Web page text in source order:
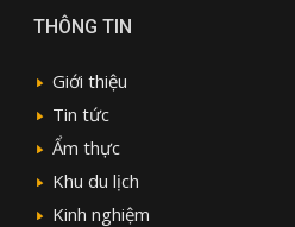
THÔNG TIN
Giới thiệu
Tin tức
Ẩm thực
Khu du lịch
Kinh nghiệm